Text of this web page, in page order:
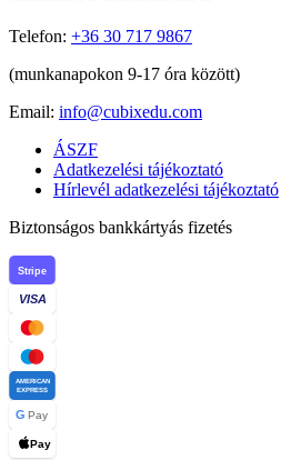
Telefon: +36 30 717 9867
(munkanapokon 9-17 óra között)
Email: info@cubixedu.com
ÁSZF
Adatkezelési tájékoztató
Hírlevél adatkezelési tájékoztató
Biztonságos bankkártyás fizetés
Stripe
VISA
AMERICAN
EXPRESS
G Pay
Pay